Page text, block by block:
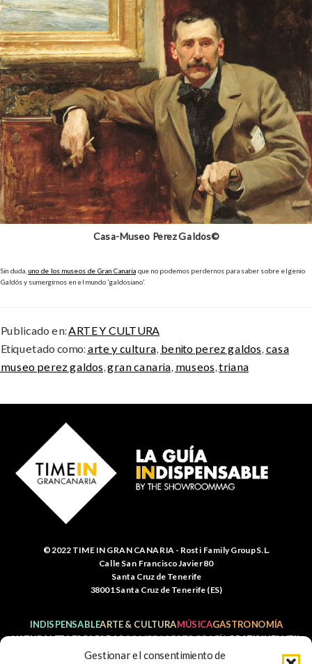
Gestionar el consentimiento de
Casa-Museo Pérez Galdós©
Sin duda, uno de los museos de Gran Canaria que no podemos perdernos para saber sobre el genio
Galdós y sumergirnos en el mundo ‘galdosiano’.
Publicado en:ARTE Y CULTURA
Etiquetado como: arte y cultura, benito perez galdos, casa
museo perez galdos,gran canaria, museos,triana
© 2022 TIME IN GRAN CANARIA - Rosti Family Group S.L.
Calle San Francisco Javier 80
Santa Cruz de Tenerife
38001 Santa Cruz de Tenerife (ES)
INDISPENSABLEARTE & CULTURAMÚSICAGASTRONOMÍA
NATURALEZAESCAPADASCOMPRASFOTOGRAFÍAGRATISINFANTIL